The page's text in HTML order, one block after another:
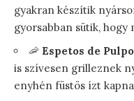
gyakran készítik
gyorsabban sütik, hogy
🦐 Espetos de
is szívesen grilleznek
enyhén füstös ízt